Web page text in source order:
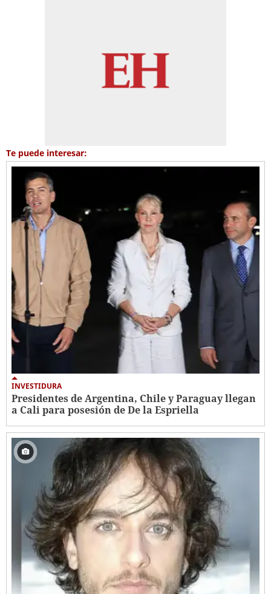
Te puede interesar:
INVESTIDURA
Presidentes de Argentina, Chile y Paraguay llegan
a Cali para posesión de De la Espriella